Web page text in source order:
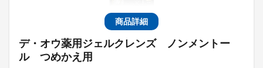
商品詳細
デ・オウ薬用ジェルクレンズ ノンメントー
ル つめかえ用